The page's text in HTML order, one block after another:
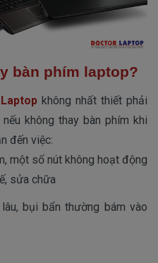
bàn phím laptop?
không nhất thiết phải
không thay bàn phím khi
đến việc:
một số nút không hoạt động
sửa chữa
bụi bẩn thường bám vào